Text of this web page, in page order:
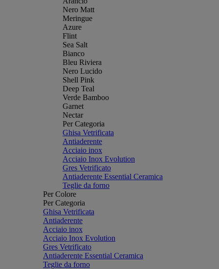
Nero Matt
Meringue
Azure
Flint
Sea Salt
Bianco
Bleu Riviera
Nero Lucido
Shell Pink
Deep Teal
Verde Bamboo
Garnet
Nectar
Per Categoria
Ghisa Vetrificata
Antiaderente
Acciaio inox
Acciaio Inox Evolution
Gres Vetrificato
Antiaderente Essential Ceramica
Teglie da forno
Per Colore
Per Categoria
Ghisa Vetrificata
Antiaderente
Acciaio inox
Acciaio Inox Evolution
Gres Vetrificato
Antiaderente Essential Ceramica
Teglie da forno